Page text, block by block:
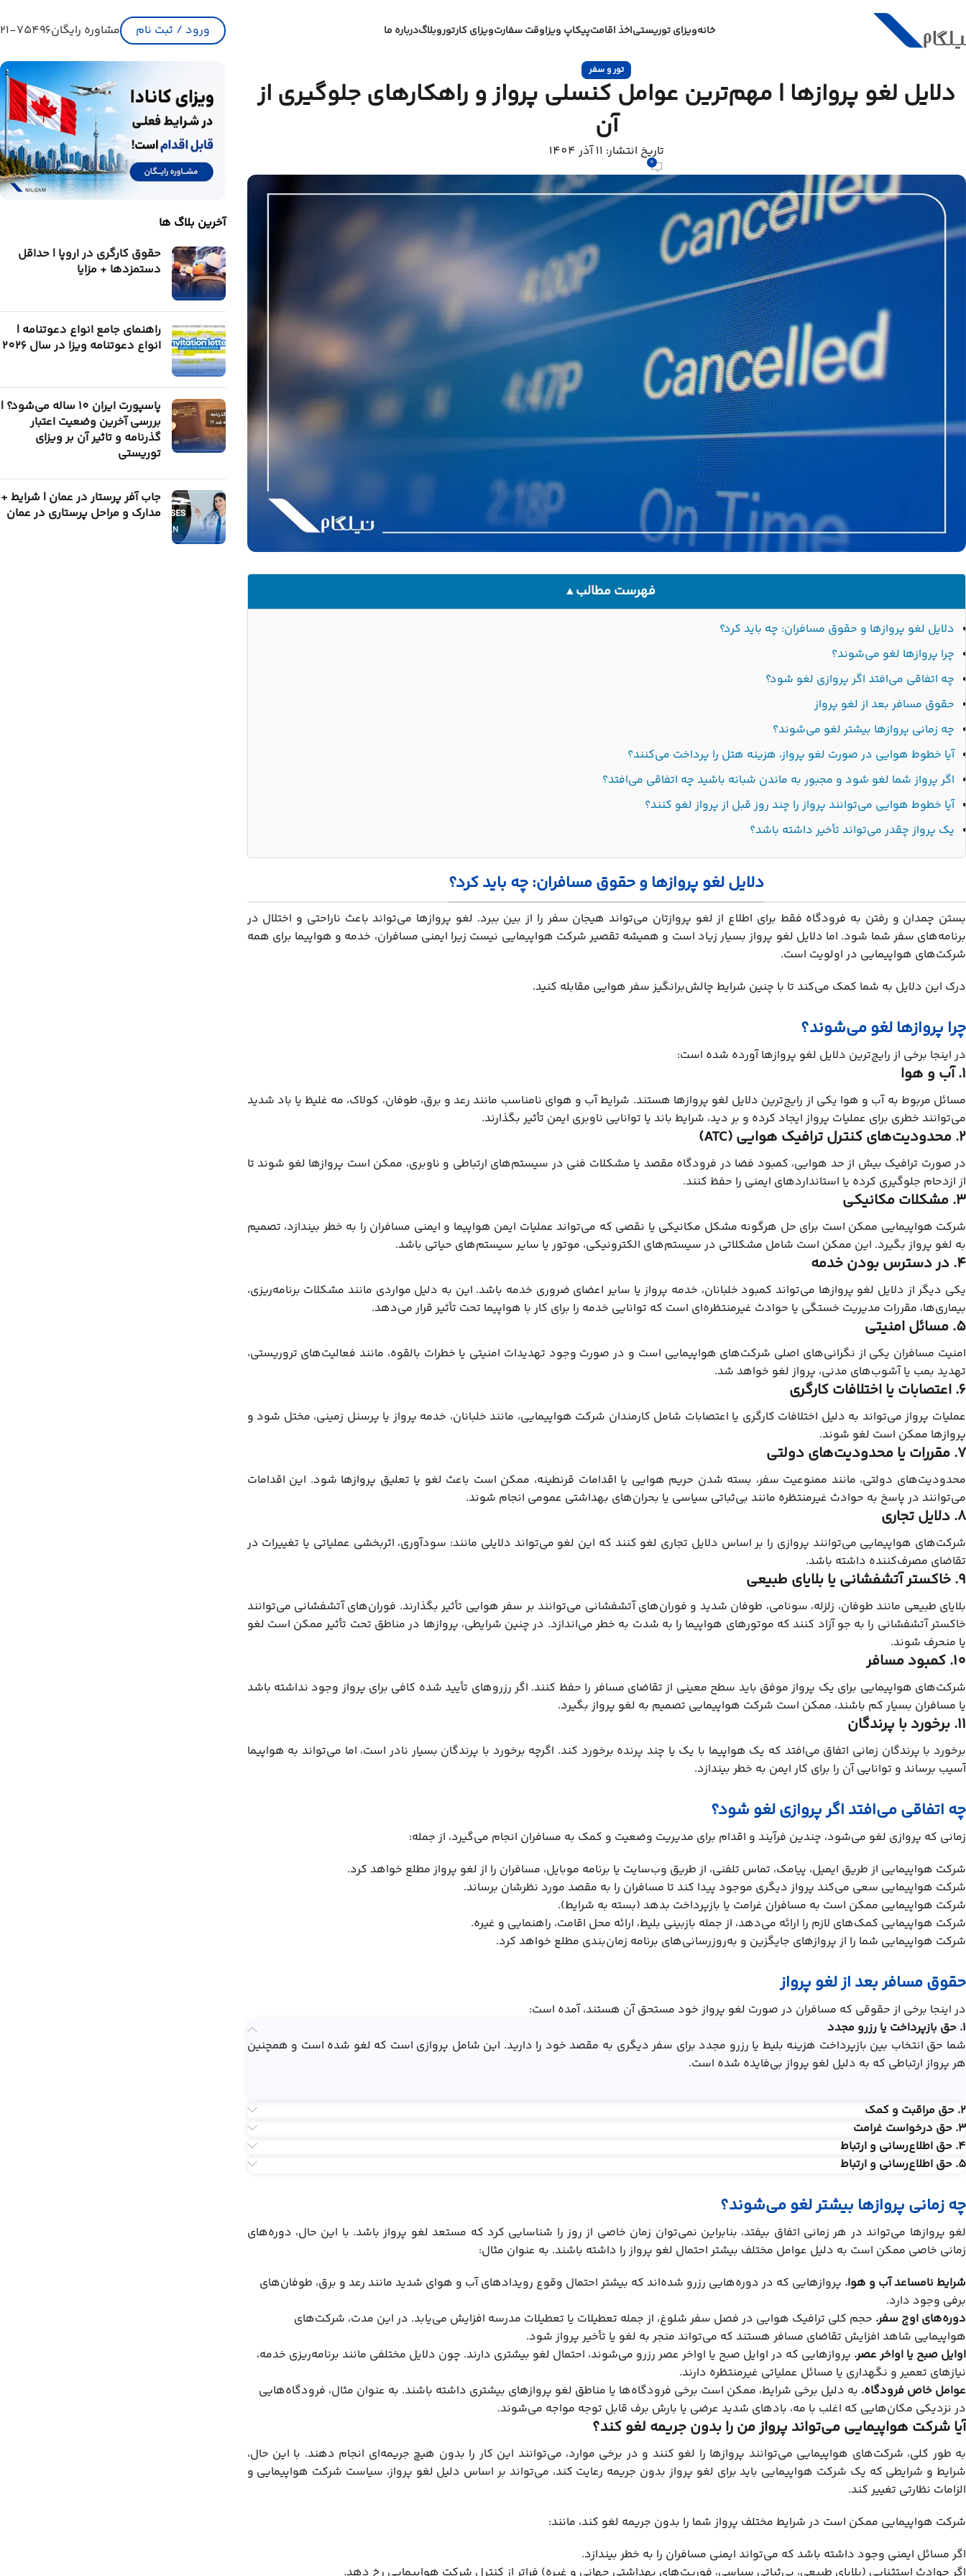
خانهویزای توریستیاخذ اقامتپیکاپ ویزاوقت سفارتویزای کارتوروبلاگدرباره ما ورود / ثبت نام مشاوره رایگان75496
تور و سفر
دلایل لغو پروازها | مهم‌ترین عوامل کنسلی پرواز و راهکارهای جلوگیری از
آن
تاریخ انتشار: 11 آذر 1404
0
فهرست مطالب▲
دلایل لغو پروازها و حقوق مسافران: چه باید کرد؟
چرا پروازها لغو می‌شوند؟
چه اتفاقی می‌افتد اگر پروازی لغو شود؟
حقوق مسافر بعد از لغو پرواز
چه زمانی پروازها بیشتر لغو می‌شوند؟
آیا خطوط هوایی در صورت لغو پرواز، هزینه هتل را پرداخت می‌کنند؟
اگر پرواز شما لغو شود و مجبور به ماندن شبانه باشید چه اتفاقی می‌افتد؟
آیا خطوط هوایی می‌توانند پرواز را چند روز قبل از پرواز لغو کنند؟
یک پرواز چقدر می‌تواند تأخیر داشته باشد؟
دلایل لغو پروازها و حقوق مسافران: چه باید کرد؟
بستن چمدان و رفتن به فرودگاه فقط برای اطلاع از لغو پروازتان می‌تواند هیجان سفر را از بین ببرد. لغو پروازها می‌تواند باعث ناراحتی و اختلال در
برنامه‌های سفر شما شود. اما دلایل لغو پرواز بسیار زیاد است و همیشه تقصیر شرکت هواپیمایی نیست زیرا ایمنی مسافران، خدمه و هواپیما برای همه
شرکت‌های هواپیمایی در اولویت است.
درک این دلایل به شما کمک می‌کند تا با چنین شرایط چالش‌برانگیز سفر هوایی مقابله کنید.
چرا پروازها لغو می‌شوند؟
در اینجا برخی از رایج‌ترین دلایل لغو پروازها آورده شده است:
1. آب و هوا
مسائل مربوط به آب و هوا یکی از رایج‌ترین دلایل لغو پروازها هستند. شرایط آب و هوای نامناسب مانند رعد و برق، طوفان، کولاک، مه غلیظ یا باد شدید
می‌توانند خطری برای عملیات پرواز ایجاد کرده و بر دید، شرایط باند یا توانایی ناوبری ایمن تأثیر بگذارند.
2. محدودیت‌های کنترل ترافیک هوایی (ATC)
در صورت ترافیک بیش از حد هوایی، کمبود فضا در فرودگاه مقصد یا مشکلات فنی در سیستم‌های ارتباطی و ناوبری، ممکن است پروازها لغو شوند تا
از ازدحام جلوگیری کرده یا استانداردهای ایمنی را حفظ کنند.
3. مشکلات مکانیکی
شرکت هواپیمایی ممکن است برای حل هرگونه مشکل مکانیکی یا نقصی که می‌تواند عملیات ایمن هواپیما و ایمنی مسافران را به خطر بیندازد، تصمیم
به لغو پرواز بگیرد. این ممکن است شامل مشکلاتی در سیستم‌های الکترونیکی، موتور یا سایر سیستم‌های حیاتی باشد.
4. در دسترس بودن خدمه
یکی دیگر از دلایل لغو پروازها می‌تواند کمبود خلبانان، خدمه پرواز یا سایر اعضای ضروری خدمه باشد. این به دلیل مواردی مانند مشکلات برنامه‌ریزی،
بیماری‌ها، مقررات مدیریت خستگی یا حوادث غیرمنتظره‌ای است که توانایی خدمه را برای کار با هواپیما تحت تأثیر قرار می‌دهد.
5. مسائل امنیتی
امنیت مسافران یکی از نگرانی‌های اصلی شرکت‌های هواپیمایی است و در صورت وجود تهدیدات امنیتی یا خطرات بالقوه، مانند فعالیت‌های تروریستی،
تهدید بمب یا آشوب‌های مدنی، پرواز لغو خواهد شد.
6. اعتصابات یا اختلافات کارگری
عملیات پرواز می‌تواند به دلیل اختلافات کارگری یا اعتصابات شامل کارمندان شرکت هواپیمایی، مانند خلبانان، خدمه پرواز یا پرسنل زمینی، مختل شود و
پروازها ممکن است لغو شوند.
7. مقررات یا محدودیت‌های دولتی
محدودیت‌های دولتی، مانند ممنوعیت سفر، بسته شدن حریم هوایی یا اقدامات قرنطینه، ممکن است باعث لغو یا تعلیق پروازها شود. این اقدامات
می‌توانند در پاسخ به حوادث غیرمنتظره مانند بی‌ثباتی سیاسی یا بحران‌های بهداشتی عمومی انجام شوند.
8. دلایل تجاری
شرکت‌های هواپیمایی می‌توانند پروازی را بر اساس دلایل تجاری لغو کنند که این لغو می‌تواند دلایلی مانند: سودآوری، اثربخشی عملیاتی یا تغییرات در
تقاضای مصرف‌کننده داشته باشد.
9. خاکستر آتشفشانی یا بلایای طبیعی
بلایای طبیعی مانند طوفان، زلزله، سونامی، طوفان شدید و فوران‌های آتشفشانی می‌توانند بر سفر هوایی تأثیر بگذارند. فوران‌های آتشفشانی می‌توانند
خاکستر آتشفشانی را به جو آزاد کنند که موتورهای هواپیما را به شدت به خطر می‌اندازد. در چنین شرایطی، پروازها در مناطق تحت تأثیر ممکن است لغو
یا منحرف شوند.
10. کمبود مسافر
شرکت‌های هواپیمایی برای یک پرواز موفق باید سطح معینی از تقاضای مسافر را حفظ کنند. اگر رزروهای تأیید شده کافی برای پرواز وجود نداشته باشد
یا مسافران بسیار کم باشند، ممکن است شرکت هواپیمایی تصمیم به لغو پرواز بگیرد.
11. برخورد با پرندگان
برخورد با پرندگان زمانی اتفاق می‌افتد که یک هواپیما با یک یا چند پرنده برخورد کند. اگرچه برخورد با پرندگان بسیار نادر است، اما می‌تواند به هواپیما
آسیب برساند و توانایی آن را برای کار ایمن به خطر بیندازد.
چه اتفاقی می‌افتد اگر پروازی لغو شود؟
زمانی که پروازی لغو می‌شود، چندین فرآیند و اقدام برای مدیریت وضعیت و کمک به مسافران انجام می‌گیرد، از جمله:
شرکت هواپیمایی از طریق ایمیل، پیامک، تماس تلفنی، از طریق وب‌سایت یا برنامه موبایل، مسافران را از لغو پرواز مطلع خواهد کرد.
شرکت هواپیمایی سعی می‌کند پرواز دیگری موجود پیدا کند تا مسافران را به مقصد مورد نظرشان برساند.
شرکت هواپیمایی ممکن است به مسافران غرامت یا بازپرداخت بدهد (بسته به شرایط).
شرکت هواپیمایی کمک‌های لازم را ارائه می‌دهد، از جمله بازبینی بلیط، ارائه محل اقامت، راهنمایی و غیره.
شرکت هواپیمایی شما را از پروازهای جایگزین و به‌روزرسانی‌های برنامه زمان‌بندی مطلع خواهد کرد.
حقوق مسافر بعد از لغو پرواز
در اینجا برخی از حقوقی که مسافران در صورت لغو پرواز خود مستحق آن هستند، آمده است:
1. حق بازپرداخت یا رزرو مجدد
شما حق انتخاب بین بازپرداخت هزینه بلیط یا رزرو مجدد برای سفر دیگری به مقصد خود را دارید. این شامل پروازی است که لغو شده است و همچنین
هر پرواز ارتباطی که به دلیل لغو پرواز بی‌فایده شده است.
2. حق مراقبت و کمک
3. حق درخواست غرامت
4. حق اطلاع‌رسانی و ارتباط
5. حق اطلاع‌رسانی و ارتباط
چه زمانی پروازها بیشتر لغو می‌شوند؟
لغو پروازها می‌تواند در هر زمانی اتفاق بیفتد، بنابراین نمی‌توان زمان خاصی از روز را شناسایی کرد که مستعد لغو پرواز باشد. با این حال، دوره‌های
زمانی خاصی ممکن است به دلیل عوامل مختلف بیشتر احتمال لغو پرواز را داشته باشند. به عنوان مثال:
شرایط نامساعد آب و هوا. پروازهایی که در دوره‌هایی رزرو شده‌اند که بیشتر احتمال وقوع رویدادهای آب و هوای شدید مانند رعد و برق، طوفان‌های
برفی وجود دارد.
دوره‌های اوج سفر. حجم کلی ترافیک هوایی در فصل سفر شلوغ، از جمله تعطیلات یا تعطیلات مدرسه افزایش می‌یابد. در این مدت، شرکت‌های
هواپیمایی شاهد افزایش تقاضای مسافر هستند که می‌تواند منجر به لغو یا تأخیر پرواز شود.
اوایل صبح یا اواخر عصر. پروازهایی که در اوایل صبح یا اواخر عصر رزرو می‌شوند، احتمال لغو بیشتری دارند. چون دلایل مختلفی مانند برنامه‌ریزی خدمه،
نیازهای تعمیر و نگهداری یا مسائل عملیاتی غیرمنتظره دارند.
عوامل خاص فرودگاه. به دلیل برخی شرایط، ممکن است برخی فرودگاه‌ها یا مناطق لغو پروازهای بیشتری داشته باشند. به عنوان مثال، فرودگاه‌هایی
در نزدیکی مکان‌هایی که اغلب با مه، بادهای شدید عرضی یا بارش برف قابل توجه مواجه می‌شوند.
آیا شرکت هواپیمایی می‌تواند پرواز من را بدون جریمه لغو کند؟
به طور کلی، شرکت‌های هواپیمایی می‌توانند پروازها را لغو کنند و در برخی موارد، می‌توانند این کار را بدون هیچ جریمه‌ای انجام دهند. با این حال،
شرایط و شرایطی که یک شرکت هواپیمایی باید برای لغو پرواز بدون جریمه رعایت کند، می‌تواند بر اساس دلیل لغو پرواز، سیاست شرکت هواپیمایی و
الزامات نظارتی تغییر کند.
شرکت هواپیمایی ممکن است در شرایط مختلف پرواز شما را بدون جریمه لغو کند، مانند:
اگر مسائل ایمنی وجود داشته باشد که می‌تواند ایمنی مسافران را به خطر بیندازد.
آخرین بلاگ ها
حقوق کارگری در اروپا | حداقل
دستمزدها + مزایا
راهنمای جامع انواع دعوتنامه |
انواع دعوتنامه ویزا در سال 2026
پاسپورت ایران 10 ساله می‌شود؟ |
بررسی آخرین وضعیت اعتبار
گذرنامه و تاثیر آن بر ویزای
توریستی
جاب آفر پرستار در عمان | شرایط +
مدارک و مراحل پرستاری در عمان